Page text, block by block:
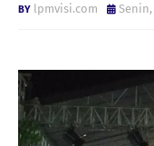
lpmvisi.com Senin,